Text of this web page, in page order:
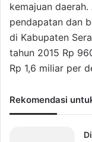
kemajuan
pendapatan dan
di Kabupaten
tahun 2015 Rp
Rp 1,6 miliar per
Rekomendasi